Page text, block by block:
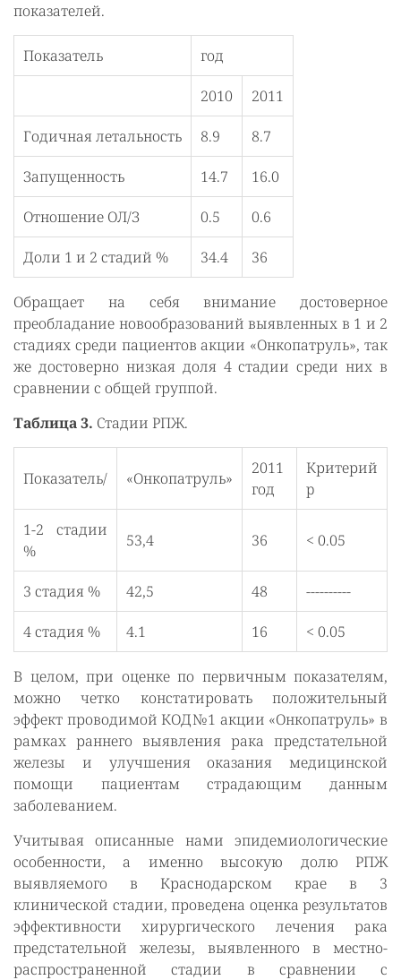
показателей.
Показатель год
2010 2011
Годичная летальность 8.9 8.7
Запущенность 14.7 16.0
Отношение ОЛ/З 0.5 0.6
Доли 1 и 2 стадий % 34.4 36
Обращает на себя внимание достоверное
преобладание новообразований выявленных в 1 и 2
стадиях среди пациентов акции «Онкопатруль», так
же достоверно низкая доля 4 стадии среди них в
сравнении с общей группой.
Таблица 3. Стадии РПЖ.
Показатель/ «Онкопатруль»
2011
год
Критерий
p
1-2 стадии
%
53,4 36 < 0.05
3 стадия % 42,5 48 ----------
4 стадия % 4.1 16 < 0.05
В целом, при оценке по первичным показателям,
можно четко констатировать положительный
эффект проводимой КОД№1 акции «Онкопатруль» в
рамках раннего выявления рака предстательной
железы и улучшения оказания медицинской
помощи пациентам страдающим данным
заболеванием.
Учитывая описанные нами эпидемиологические
особенности, а именно высокую долю РПЖ
выявляемого в Краснодарском крае в 3
клинической стадии, проведена оценка результатов
эффективности хирургического лечения рака
предстательной железы, выявленного в местно-
распространенной стадии в сравнении с